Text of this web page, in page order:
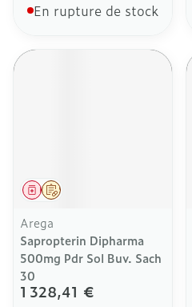
En rupture de stock
Sur prescription
Médicament
Arega
Sapropterin Dipharma
500mg Pdr Sol Buv. Sach
30
1 328,41 €